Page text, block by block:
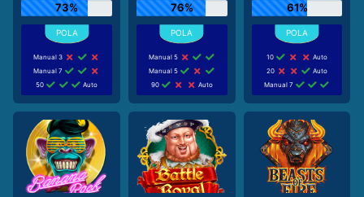
73%
Manual 3
Manual 7
50
Auto
76%
Manual 5
Manual 5
90
Auto
61%
10
Auto
20
Auto
Manual 7